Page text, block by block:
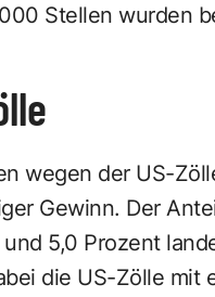
Stellen wurden
wegen der US-
Gewinn. Der
5,0 Prozent
die US-Zölle mit